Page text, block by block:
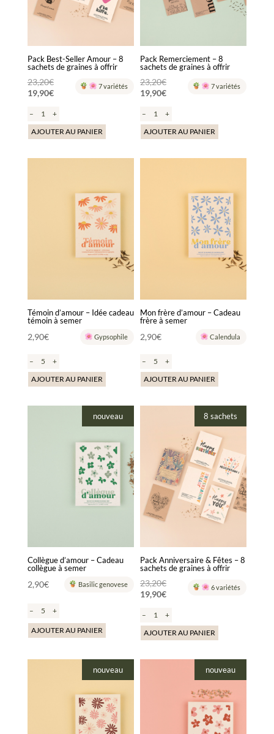
Pack Best-Seller Amour – 8
sachets de graines à offrir
23,20€Le
prix
23,20€.
19,90€
prix
actuel
19,90€.
7 variétés
–
+
AJOUTER AU PANIER
Pack Remerciement – 8
sachets de graines à offrir
23,20€Le
prix
23,20€.
19,90€
prix
actuel
19,90€.
7 variétés
–
+
AJOUTER AU PANIER
Témoin d’amour – Idée cadeau
témoin à semer
2,90€ Gypsophile
–
+
AJOUTER AU PANIER
Mon frère d’amour – Cadeau
frère à semer
2,90€ Calendula
–
+
AJOUTER AU PANIER
nouveau
Collègue d’amour – Cadeau
collègue à semer
2,90€ Basilic genovese
– +
AJOUTER AU PANIER
8 sachets
Pack Anniversaire & Fêtes – 8
sachets de graines à offrir
23,20€Le
prix
23,20€.
19,90€
prix
actuel
19,90€.
6 variétés
–
+
AJOUTER AU PANIER
nouveau nouveau